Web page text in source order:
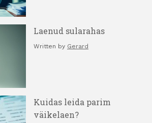
Laenud sularahas
Written by Gerard
Kuidas leida parim
väikelaen?